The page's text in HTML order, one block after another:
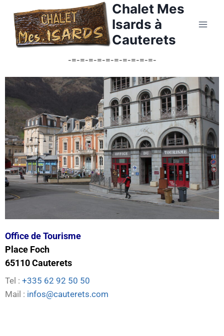
Chalet Mes
Isards à
Cauterets
-=-=-=-=-=-=-=-=-=-=-
Office de Tourisme
Place Foch
65110 Cauterets
Tel : +335 62 92 50 50
Mail : infos@cauterets.com